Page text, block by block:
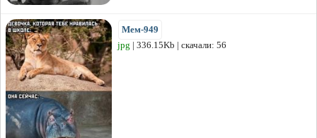
Мем-949
jpg | 336.15Kb | скачали: 56